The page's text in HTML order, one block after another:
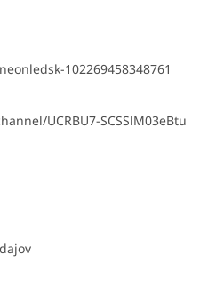
102269458348761
UCRBU7-SCSSlM03eBtu